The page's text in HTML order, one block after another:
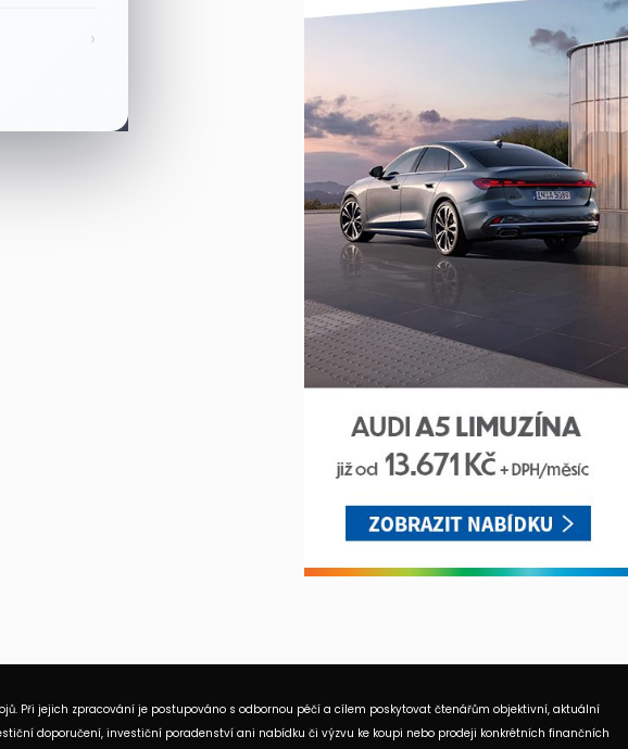
›
Při jejich zpracování je postupováno s odbornou péčí a cílem poskytovat čtenářům objektivní, aktuální
doporučení, investiční poradenství ani nabídku či výzvu ke koupi nebo prodeji konkrétních finančních